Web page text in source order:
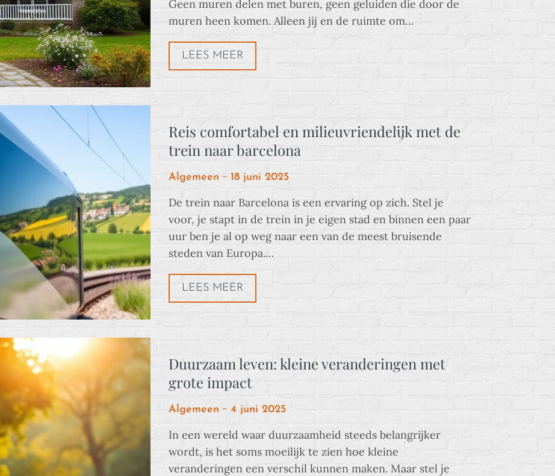
Geen muren delen met buren, geen geluiden die door de
muren heen komen. Alleen jij en de ruimte om…
LEES MEER
Reis comfortabel en milieuvriendelijk met de
trein naar barcelona
Algemeen
Posted
18 juni 2025
De trein naar Barcelona is een ervaring op zich. Stel je
voor, je stapt in de trein in je eigen stad en binnen een paar
uur ben je al op weg naar een van de meest bruisende
steden van Europa.…
LEES MEER
Duurzaam leven: kleine veranderingen met
grote impact
Algemeen
Posted
4 juni 2025
In een wereld waar duurzaamheid steeds belangrijker
wordt, is het soms moeilijk te zien hoe kleine
veranderingen een verschil kunnen maken. Maar stel je